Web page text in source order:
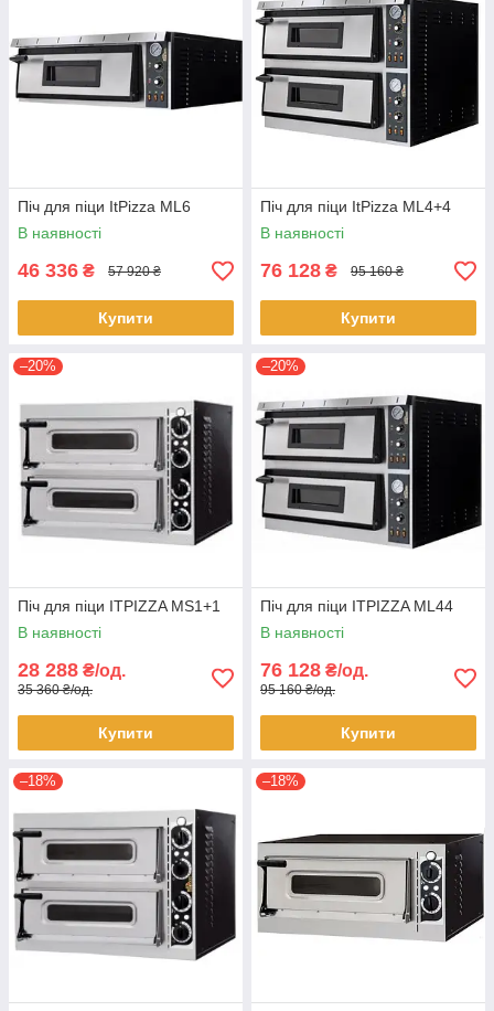
Піч для піци ItPizza ML6
В наявності
46 336 ₴ 57 920 ₴
Купити
Піч для піци ItPizza ML4+4
В наявності
76 128 ₴ 95 160 ₴
Купити
–20%
Піч для піци ITPIZZA MS1+1
В наявності
28 288 ₴/од.
35 360 ₴/од.
Купити
–20%
Піч для піци ITPIZZA ML44
В наявності
76 128 ₴/од.
95 160 ₴/од.
Купити
–18% –18%